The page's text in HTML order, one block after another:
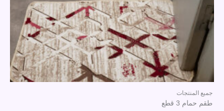
جميع المنتجات
طقم حمام 3 قطع